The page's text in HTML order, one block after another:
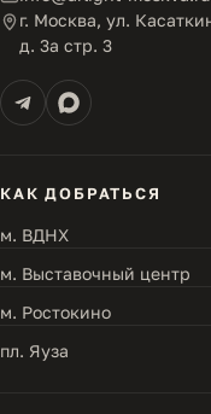
г. Москва, ул.
д. 3а стр. 3
КАК ДОБРАТЬСЯ
м. ВДНХ
м. Выставочный центр
м. Ростокино
пл. Яуза